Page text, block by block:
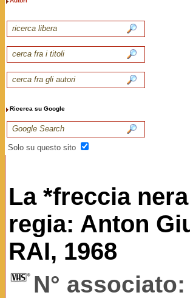
Ricerca su Google
Solo su questo sito
La *freccia
regia: Anton
RAI, 1968
N° associato: